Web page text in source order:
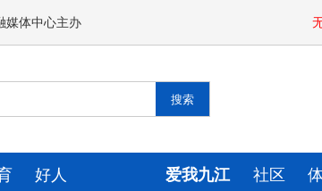
媒体中心主办
好人 爱我九江 社区